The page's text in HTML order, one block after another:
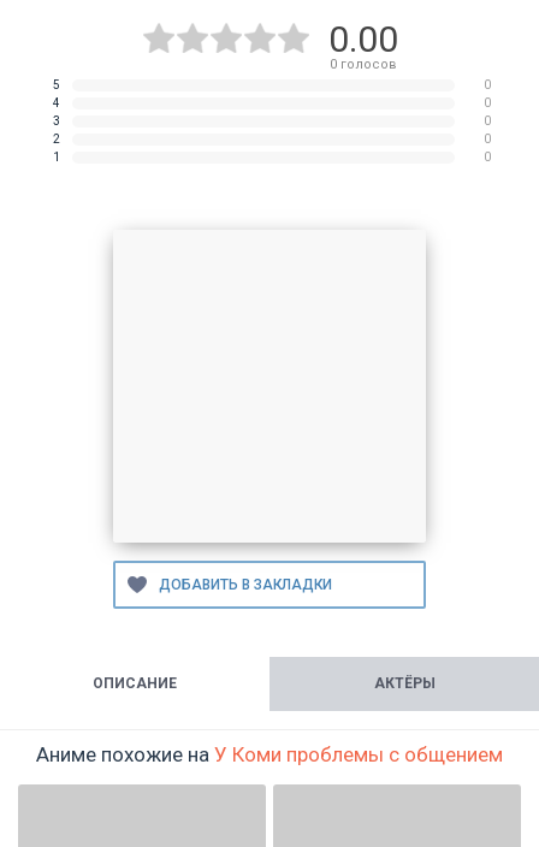
0.00
0голосов
5
0
4
0
3
0
2
0
1
0
ОПИСАНИЕ АКТЁРЫ
Аниме похожие на У Коми проблемы с общением